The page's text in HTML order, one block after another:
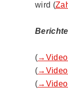
wird (
(→Video
(→Video
(→Video